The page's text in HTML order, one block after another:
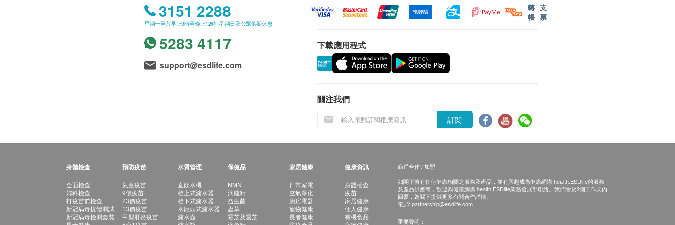
3151 2288
星期一至六早上9時至晚上12時; 星期日及公眾假期休息
5283 4117
support@esdlife.com
轉
帳
支
票
下載應用程式
關注我們
訂閱
身體檢查
全面檢查
婦科檢查
打疫苗前檢查
新冠病毒抗體測試
新冠病毒檢測套裝
預防疫苗
兒童疫苗
9價疫苗
23價疫苗
13價疫苗
甲型肝炎疫苗
水質管理
直飲水機
枱上式濾水器
枱下式濾水器
水龍頭式濾水器
濾水壺
保健品
NMN
滴雞精
益生菌
蟲草
靈芝及雲芝
家居健康
日常家電
空氣淨化
廚房電器
寵物健康
長者健康
健康資訊
身體檢查
疫苗
家居健康
個人健康
有機食品
商戶合作 / 加盟
如閣下擁有任何健康相關之服務及產品，並有興趣成為健康網購 health.ESDlife的服務
及產品供應商，歡迎與健康網購 health.ESDlife業務發展部聯絡。我們會於2個工作天內
回覆，為閣下提供更多有關合作詳情。
電郵: partnership@esdlife.com
重要聲明：